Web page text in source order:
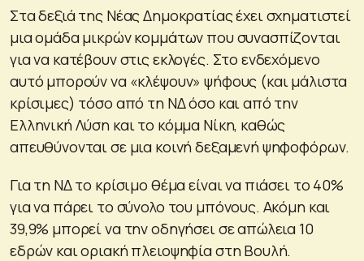
Στα δεξιά της Νέας Δημοκρατίας έχει σχηματιστεί
μια ομάδα μικρών κομμάτων που συνασπίζονται
για να κατέβουν στις εκλογές. Στο ενδεχόμενο
αυτό μπορούν να «κλέψουν» ψήφους (και μάλιστα
κρίσιμες) τόσο από τη ΝΔ όσο και από την
Ελληνική Λύση και το κόμμα Νίκη, καθώς
απευθύνονται σε μια κοινή δεξαμενή ψηφοφόρων.
Για τη ΝΔ το κρίσιμο θέμα είναι να πιάσει το 40%
για να πάρει το σύνολο του μπόνους. Ακόμη και
39,9% μπορεί να την οδηγήσει σε απώλεια 10
εδρών και οριακή πλειοψηφία στη Βουλή.